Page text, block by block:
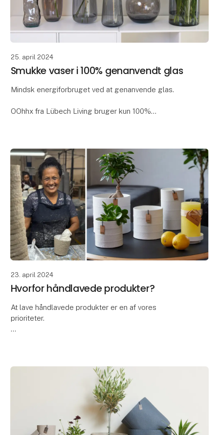
25. april 2024
Smukke vaser i 100% genanvendt glas
Mindsk energiforbruget ved at genanvende glas.
OOhhx fra Lübech Living bruger kun 100%
23. april 2024
Hvorfor håndlavede produkter?
At lave håndlavede produkter er en af vores
prioriteter.